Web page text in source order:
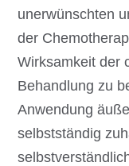
unerwünschten
der
Wirksamkeit der
Behandlung zu
Anwendung
selbstständig